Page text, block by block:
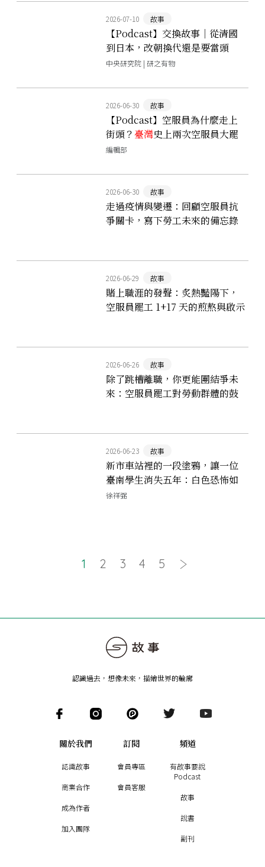
2026-07-10 故事
【Podcast】交換故事｜從清國
到日本，改朝換代還是要當頭
家！且看臺南商人如何逆風求
中央研究院 | 研之有物
2026-06-30 故事
【Podcast】空服員為什麼走上
街頭？臺灣史上兩次空服員大罷
工解析！十年後，他們辦了一場
編輯部
2026-06-30 故事
走過疫情與變遷：回顧空服員抗
爭關卡，寫下勞工未來的備忘錄
2026-06-29 故事
賭上職涯的發聲：炙熱豔陽下，
空服員罷工 1+17 天的煎熬與啟示
2026-06-26 故事
除了跳槽離職，你更能團結爭未
來：空服員罷工對勞動群體的鼓
2026-06-23 故事
新市車站裡的一段塗鴉，讓一位
臺南學生消失五年：白色恐怖如
何滲進溪南校園？
徐祥弼
1 2 3 4 5
認識過去，想像未來 ， 描繪世界的輪廓
關於我們
認識故事
商業合作
成為作者
加入團隊
訂閱
會員專區
會員客服
頻道
有故事要說
Podcast
故事
說書
副刊